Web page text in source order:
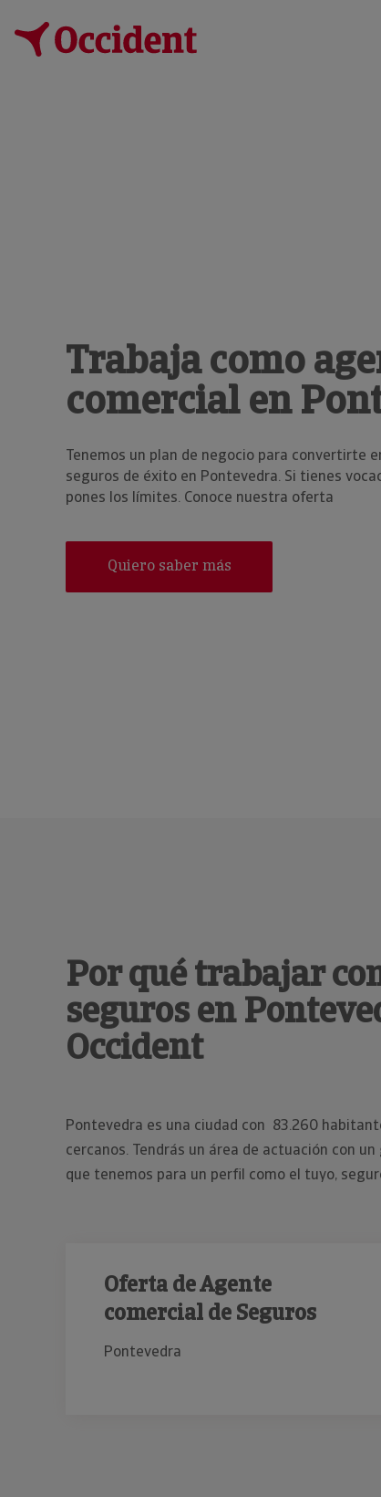
Trabaja como
comercial en
Tenemos un plan de negocio para convertirte
seguros de éxito en Pontevedra. Si tienes
pones los límites. Conoce nuestra oferta
Quiero saber más
Por qué trabajar
seguros en
Occident
Pontevedra es una ciudad con 83.260
cercanos. Tendrás un área de actuación con
que tenemos para un perfil como el tuyo,
Oferta de Agente
comercial de Seguros
Pontevedra